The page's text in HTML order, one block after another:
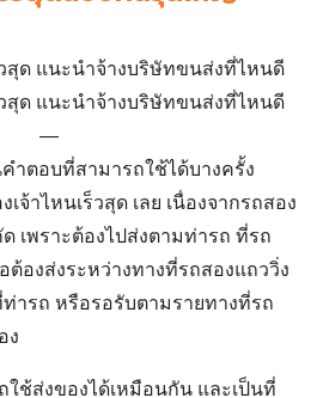
เพราะต้องไปส่งตามท่ารถ ที่รถ
ต้องส่งระหว่างทางที่รถสองแถววิ่ง
ารถ หรือรอรับตามรายทางที่รถ
ง
ใช้ส่งของได้เหมือนกัน และเป็นที่
แต่ก็ไม่สะดวก เนื่องจากผู้รับจะ
หรืออาจจะต้องไปยืนรอตาม
ห้ไม่ใช่คำตอบของคำถามที่ว่า